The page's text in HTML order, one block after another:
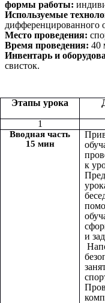
формы работы:
Используемые
дифференцированного
Место проведения:
Время проведения: 40
Инвентарь и
свисток.
Этапы урока
1
Вводная часть
15 мин
к
и